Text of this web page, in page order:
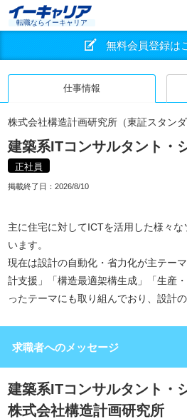
転職ならイーキャリア
無料会員登録は
仕事情報
株式会社構造計画研究所（東証スタンダ
建築系ITコンサルタント・
正社員
掲載終了日： 2026/8/10
主に住宅に対してICTを活用した様々
います。
現在は設計の自動化・省力化が主テー
計支援」「構造最適架構生成」「生産
ったテーマにも取り組んでおり、設計
求職者へのメッセージ
建築系ITコンサルタント・
株式会社構造計画研究所